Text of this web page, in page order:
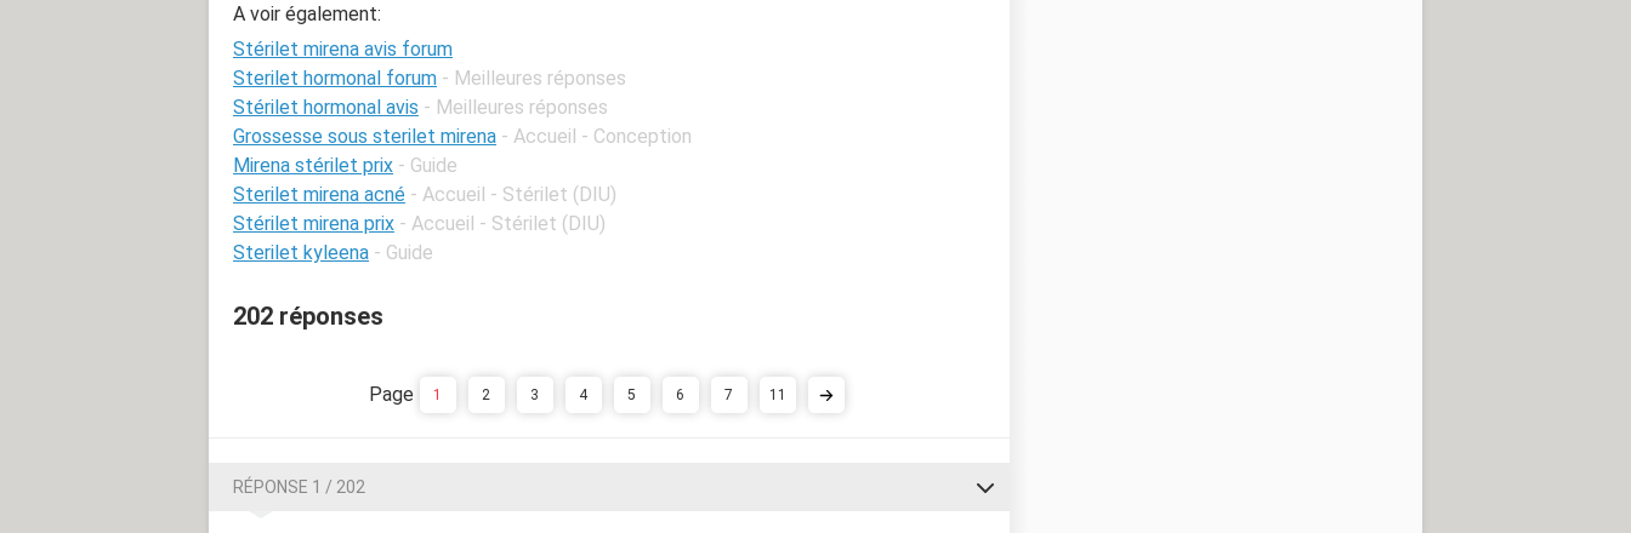
A voir également:
Stérilet mirena avis forum
Sterilet hormonal forum - Meilleures réponses
Stérilet hormonal avis - Meilleures réponses
Grossesse sous sterilet mirena - Accueil - Conception
Mirena stérilet prix - Guide
Sterilet mirena acné - Accueil - Stérilet (DIU)
Stérilet mirena prix - Accueil - Stérilet (DIU)
Sterilet kyleena - Guide
202 réponses
1 2 3 4 5 6 7 11
RÉPONSE 1 / 202